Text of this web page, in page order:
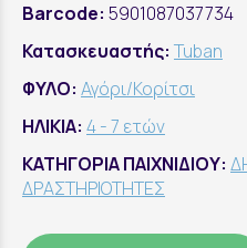
Barcode: 5901087037734
Κατασκευαστής: Tuban
ΦΥΛΟ: Αγόρι/Κορίτσι
ΗΛΙΚΙΑ: 4 - 7 ετών
ΚΑΤΗΓΟΡΙΑ ΠΑΙΧΝΙΔΙΟΥ:
ΔΡΑΣΤΗΡΙΟΤΗΤΕΣ